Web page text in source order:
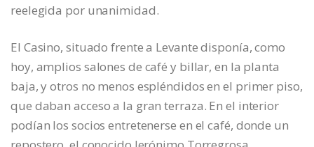
reelegida por unanimidad.
El Casino, situado frente a Levante disponía, como
hoy, amplios salones de café y billar, en la planta
baja, y otros no menos espléndidos en el primer piso,
que daban acceso a la gran terraza. En el interior
podían los socios entretenerse en el café, donde un